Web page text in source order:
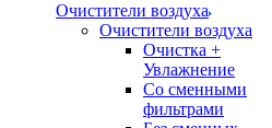
Очистители воздуха
Очистители воздуха
Очистка +
Увлажнение
Cо сменными
фильтрами